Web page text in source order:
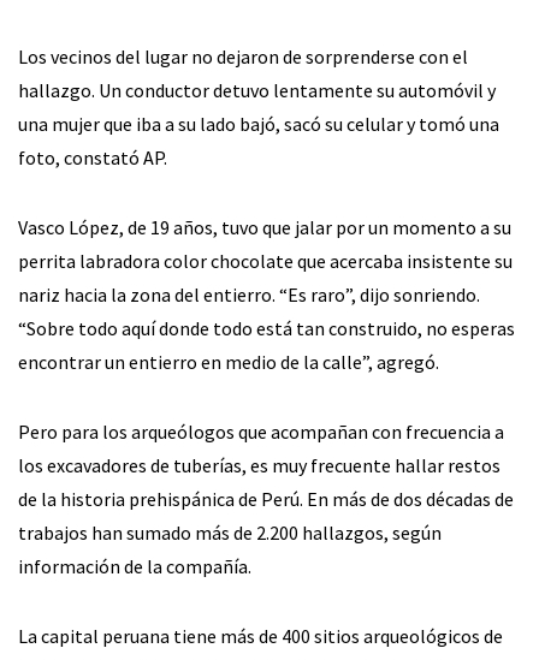
Los vecinos del lugar no dejaron de sorprenderse con el
hallazgo. Un conductor detuvo lentamente su automóvil y
una mujer que iba a su lado bajó, sacó su celular y tomó una
foto, constató AP.
Vasco López, de 19 años, tuvo que jalar por un momento a su
perrita labradora color chocolate que acercaba insistente su
nariz hacia la zona del entierro. “Es raro”, dijo sonriendo.
“Sobre todo aquí donde todo está tan construido, no esperas
encontrar un entierro en medio de la calle”, agregó.
Pero para los arqueólogos que acompañan con frecuencia a
los excavadores de tuberías, es muy frecuente hallar restos
de la historia prehispánica de Perú. En más de dos décadas de
trabajos han sumado más de 2.200 hallazgos, según
información de la compañía.
La capital peruana tiene más de 400 sitios arqueológicos de